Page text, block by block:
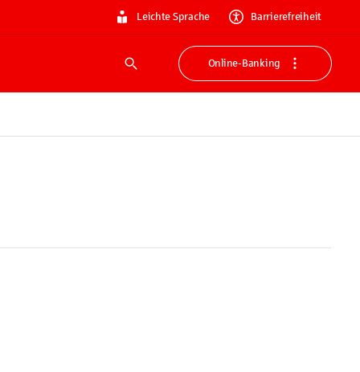
Leichte Sprache Barrierefreiheit
Suche
Online-Banking